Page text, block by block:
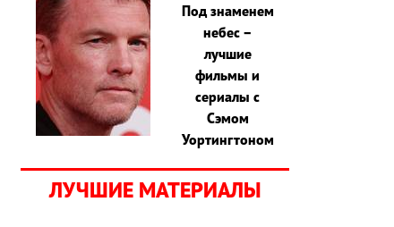
Под знаменем
небес –
лучшие
фильмы и
сериалы с
Сэмом
Уортингтоном
ЛУЧШИЕ МАТЕРИАЛЫ